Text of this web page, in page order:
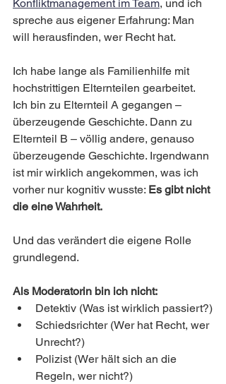
Konfliktmanagement im Team, und ich
spreche aus eigener Erfahrung: Man
will herausfinden, wer Recht hat.
Ich habe lange als Familienhilfe mit
hochstrittigen Elternteilen gearbeitet.
Ich bin zu Elternteil A gegangen –
überzeugende Geschichte. Dann zu
Elternteil B – völlig andere, genauso
überzeugende Geschichte. Irgendwann
ist mir wirklich angekommen, was ich
vorher nur kognitiv wusste: Es gibt nicht
die eine Wahrheit.
Und das verändert die eigene Rolle
grundlegend.
Als Moderatorin bin ich nicht:
Detektiv (Was ist wirklich passiert?)
Schiedsrichter (Wer hat Recht, wer
Unrecht?)
Polizist (Wer hält sich an die
Regeln, wer nicht?)